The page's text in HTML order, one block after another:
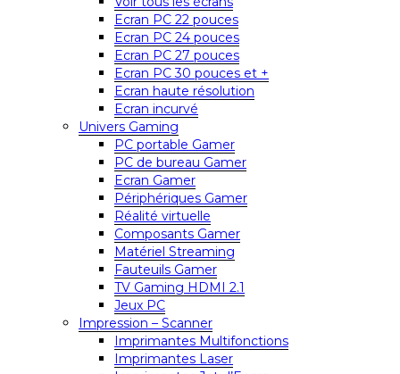
Ecran PC 22 pouces
Ecran PC 24 pouces
Ecran PC 27 pouces
Ecran PC 30 pouces et +
Ecran haute résolution
Ecran incurvé
Univers Gaming
PC portable Gamer
PC de bureau Gamer
Ecran Gamer
Périphériques Gamer
Réalité virtuelle
Composants Gamer
Matériel Streaming
Fauteuils Gamer
TV Gaming HDMI 2.1
Jeux PC
Impression – Scanner
Imprimantes Multifonctions
Imprimantes Laser